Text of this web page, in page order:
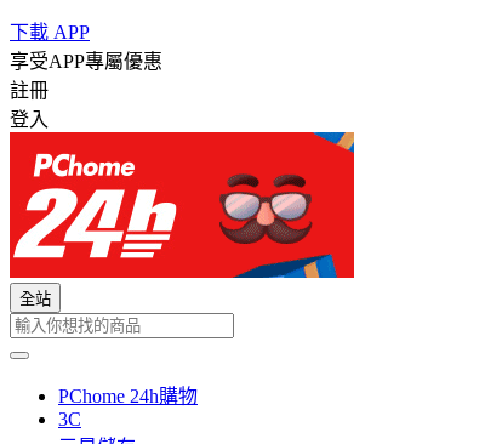
下載 APP
享受APP專屬優惠
註冊
登入
全站
PChome 24h購物
3C